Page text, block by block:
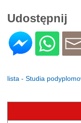
Udostępnij
lista - Studia